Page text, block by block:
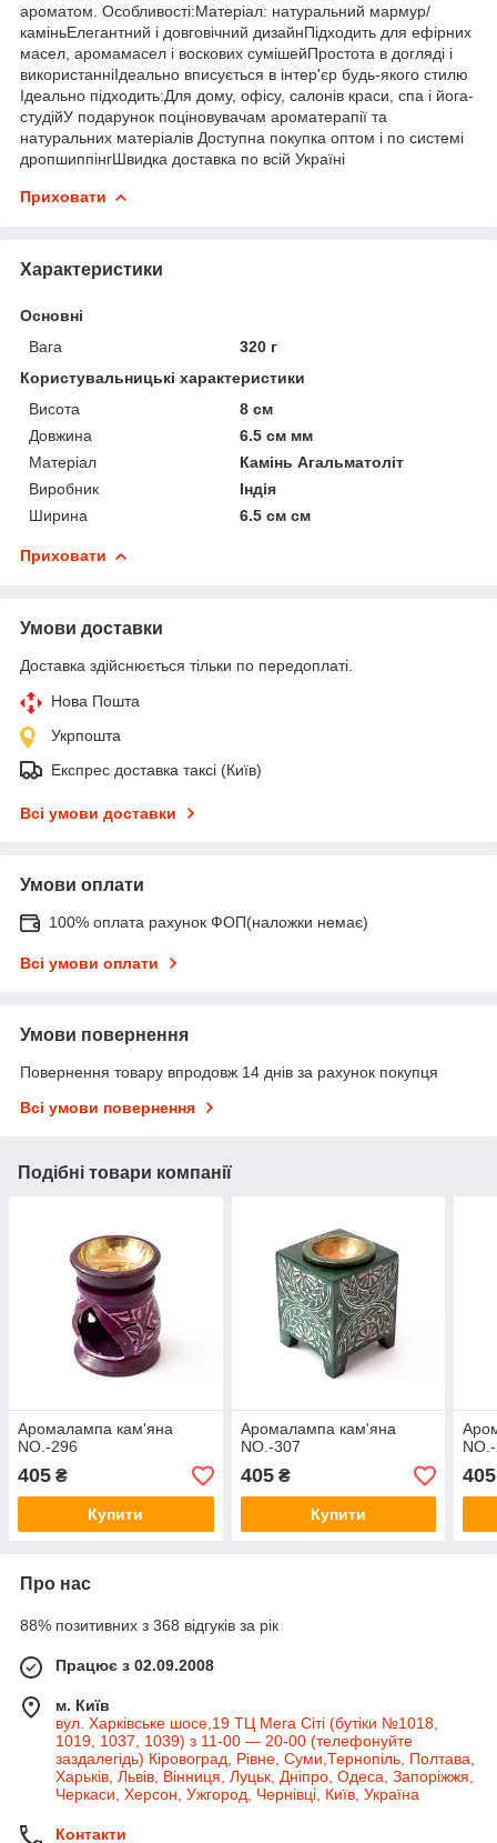
ароматом. Особливості:Матеріал: натуральний мармур/
каміньЕлегантний і довговічний дизайнПідходить для ефірних
масел, аромамасел і воскових сумішейПростота в догляді і
використанніІдеально вписується в інтер'єр будь-якого стилю
Ідеально підходить:Для дому, офісу, салонів краси, спа і йога-
студійУ подарунок поціновувачам ароматерапії та
натуральних матеріалів Доступна покупка оптом і по системі
дропшиппінгШвидка доставка по всій Україні
Приховати
Характеристики
Основні
Вага
320 г
Користувальницькі характеристики
Висота
8 см
Довжина
6.5 см мм
Матеріал
Камінь Агальматоліт
Виробник
Індія
Ширина
6.5 см см
Приховати
Умови доставки
Доставка здійснюється тільки по передоплаті.
Нова Пошта
Укрпошта
Експрес доставка таксі (Київ)
Всі умови доставки
Умови оплати
100% оплата рахунок ФОП(наложки немає)
Всі умови оплати
Умови повернення
Повернення товару впродовж 14 днів за рахунок покупця
Всі умови повернення
Подібні товари компанії
Аромалампа кам'яна
NO.-296
405 ₴
Купити
Аромалампа кам'яна
NO.-307
405₴
Купити
405
Про нас
88% позитивних з 368 відгуків за рік
Працює з 02.09.2008
м. Київ
вул. Харківське шосе,19 ТЦ Мега Сіті (бутіки №1018,
1019, 1037, 1039) з 11-00 — 20-00 (телефонуйте
заздалегідь) Кіровоград, Рівне, Суми,Тернопіль, Полтава,
Харьків, Львів, Вінниця, Луцьк, Дніпро, Одеса, Запоріжжя,
Черкаси, Херсон, Ужгород, Чернівці, Київ, Україна
Контакти